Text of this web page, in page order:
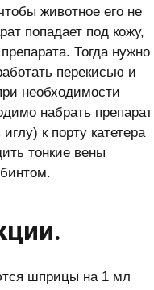
животное его не
попадает под кожу,
Тогда нужно
перекисью и
необходимости
набрать препарат
к порту катетера
тонкие вены
шприцы на 1 мл